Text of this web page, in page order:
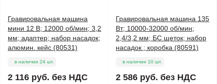
Гравировальная машина
мини 12 В; 12000 об/мин; 3,2
мм; адаптер; набор насадок;
алюмин. кейс (80531)
в наличии 24 шт.
2 116 руб. без НДС
Гравировальная машина 135
Вт; 10000-32000 об/мин;
2,4/3,2 мм; БС щеток; набор
насадок ; коробка (80591)
в наличии 10 шт.
2 586 руб. без НДС